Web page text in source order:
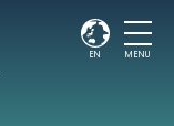
EN MENU